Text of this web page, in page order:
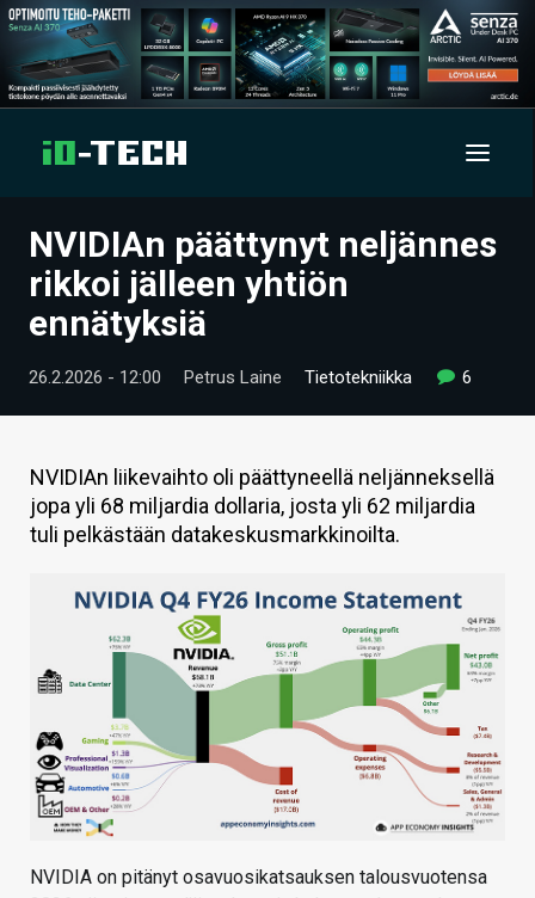
UUTISET
ARTIKKELIT
VIDEOT
TECHBBS
TIETOA
HINTA.FI
VAIHDA TEEMA
HAKU
NVIDIAn päättynyt neljännes
rikkoi jälleen yhtiön
ennätyksiä
26.2.2026 - 12:00 Petrus Laine Tietotekniikka 6
NVIDIAn liikevaihto oli päättyneellä neljänneksellä
jopa yli 68 miljardia dollaria, josta yli 62 miljardia
tuli pelkästään datakeskusmarkkinoilta.
NVIDIA on pitänyt osavuosikatsauksen talousvuotensa